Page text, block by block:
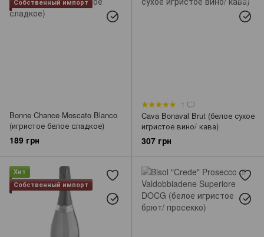
Собственный импорт
Bonne Chance Moscato Blanco
(игристое белое сладкое)
189 грн
1
Cava Bonaval Brut (белое сухое
игристое вино/ кава)
307 грн
Хит
Собственный импорт